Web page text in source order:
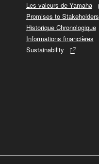
Les valeurs de Yamaha
Promises to Stakeholders
Historique Chronologique
Informations financières
Sustainability